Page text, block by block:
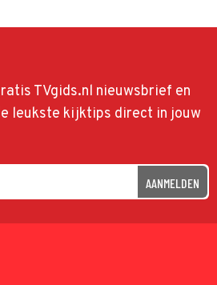
TVgids.nl nieuwsbrief en
leukste kijktips direct in jouw
AANMELDEN